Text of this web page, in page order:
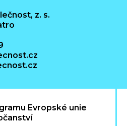
z. s.
Evropské unie